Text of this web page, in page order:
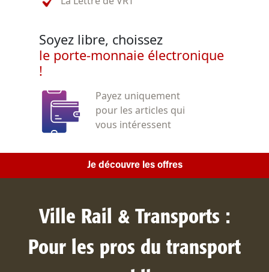
Soyez libre, choissez
le porte-monnaie électronique
!
Payez uniquement
pour les articles qui
vous intéressent
Je découvre les offres
Ville Rail & Transports :
Pour les pros du transport